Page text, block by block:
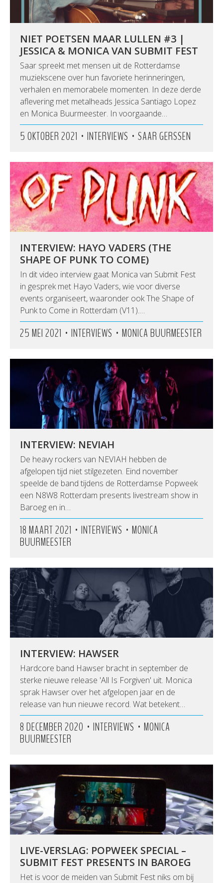
NIET POETSEN MAAR LULLEN #3 |
JESSICA & MONICA VAN SUBMIT FEST
Saar spreekt met mensen uit de Rotterdamse
muziekscene over hun favoriete herinneringen,
verhalen en memorabele momenten. In deze derde
aflevering met metalheads Jessica Santiago Lopez
en Monica Buurmeester. In voorgaande…
5 OKTOBER 2021 • INTERVIEWS • SAAR GERSSEN
INTERVIEW: HAYO VADERS (THE
SHAPE OF PUNK TO COME)
In dit video interview gaat Monica van Submit Fest
in gesprek met Hayo Vaders, wie voor diverse
events organiseert, waaronder ook The Shape of
Punk to Come in Rotterdam (V11).…
25 MEI 2021 • INTERVIEWS • MONICA BUURMEESTER
INTERVIEW: NEVIAH
De heavy rockers van NEVIAH hebben de
afgelopen tijd niet stilgezeten. Eind november
speelde de band tijdens de Rotterdamse Popweek
een N8W8 Rotterdam presents livestream show in
Baroeg en in…
18 MAART 2021 • INTERVIEWS • MONICA
BUURMEESTER
INTERVIEW: HAWSER
Hardcore band Hawser bracht in september de
sterke nieuwe release 'All Is Forgiven' uit. Monica
sprak Hawser over het afgelopen jaar en de
release van hun nieuwe record. Wat betekent…
8 DECEMBER 2020 • INTERVIEWS • MONICA
BUURMEESTER
LIVE-VERSLAG: POPWEEK SPECIAL –
SUBMIT FEST PRESENTS IN BAROEG
Het is voor de meiden van Submit Fest niks om bij